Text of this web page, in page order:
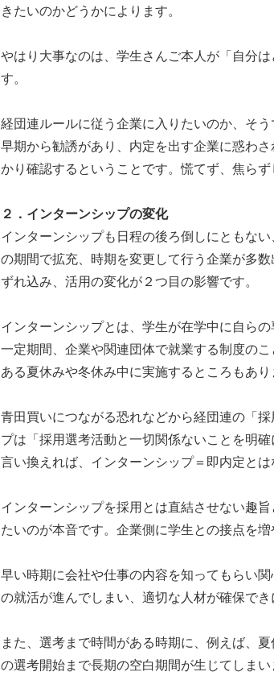
きたいのかどうかによります。
やはり大事なのは、学生さんご本人が「自分
す。
経団連ルールに従う企業に入りたいのか、そう
早期から勧誘があり、内定を出す企業に惑わ
かり確認するということです。慌てず、焦ら
２．インターンシップの変化
インターンシップも日程の後ろ倒しにともな
の期間で拡充、時期を変更して行う企業が多
ずれ込み、活用の変化が２つ目の影響です。
インターンシップとは、学生が在学中に自ら
一定期間、企業や関連団体で就業する制度の
ある夏休みや冬休み中に実施するところもあり
青田買いにつながる恐れなどから経団連の「
プは「採用選考活動と一切関係ないことを明
言い換えれば、インターンシップ＝即内定とは
インターンシップを採用とは直結させない趣
たいのが本音です。企業側に学生との接点を
早い時期に会社や仕事の内容を知ってもらい
の就活が進んでしまい、適切な人材が確保で
また、選考まで時間がある時期に、例えば、
の選考開始まで長期の空白期間が生じてしまい